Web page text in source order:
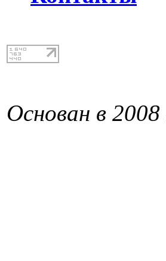
Основан в 2008